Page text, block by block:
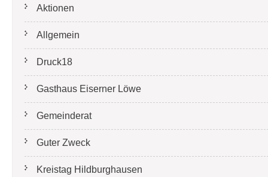
Aktionen
Allgemein
Druck18
Gasthaus Eiserner Löwe
Gemeinderat
Guter Zweck
Kreistag Hildburghausen